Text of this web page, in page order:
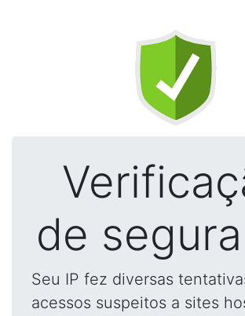
de
Seu IP fez diversas
acessos suspeitos a sites